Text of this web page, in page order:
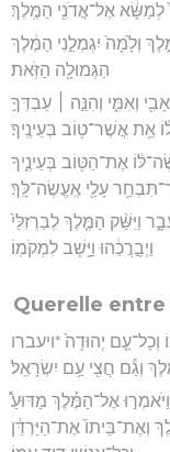
לְמַשָּׂ֔א אֶל־אֲדֹנִ֖י הַמֶּֽלֶךְ׃
וְלָ֙מָּה֙ יִגְמְלֵ֣נִי הַמֶּ֔לֶךְ
הַגְּמוּלָ֖ה הַזֹּֽאת׃
וְאִמִּ֑י וְהִנֵּ֣ה ׀ עַבְדְּךָ֣
אֵ֥ת אֲשֶׁר־ט֖וֹב בְּעֵינֶֽיךָ׃
אֶת־הַטּ֖וֹב בְּעֵינֶ֑יךָ
עָלַ֖י אֶֽעֱשֶׂה־לָּֽךְ׃
וַיִּשַּׁ֨ק הַמֶּ֤לֶךְ לְבַרְזִלַּי֙
וַיְבָ֣רֲכֵ֔הוּ וַיָּ֖שָׁב לִמְקֹמֽוֹ׃
Querelle
יְהוּדָה֙ *ויעברו
וְגַ֕ם חֲצִ֖י עַ֥ם יִשְׂרָאֵֽל׃
אֶל־הַמֶּ֡לֶךְ מַדּוּעַ֩
וְאֶת־בֵּיתוֹ֙ אֶת־הַיַּרְדֵּ֔ן